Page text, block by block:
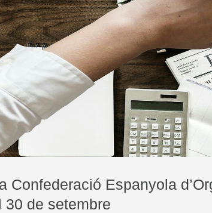
Confederació Espanyola
30 de setembre